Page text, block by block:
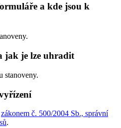
a kde jsou k
jak je lze uhradit
stanoveny.
zákonem č. 500/2004 Sb., správní
.